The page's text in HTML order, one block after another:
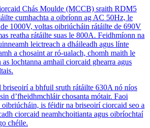
Chás Moulde (MCCB) sraith RDM5
cumhachta a oibríonn ag AC 50Hz, le
1000V, voltas oibriúcháin rátáilte de 690V
reatha rátáilte suas le 800A. Feidhmíonn na
leictreach a dháileadh agus línte
a chosaint ar ró-ualach, chomh maith le
as lochtanna amhail ciorcaid ghearra agus
briseoirí a bhfuil sruth rátáilte 630A nó níos
d’fheidhmchláir chosanta mótair. Faoi
is féidir na briseoirí ciorcaid seo a
ciorcaid neamhchoitianta agus oibríochtaí
chéile.